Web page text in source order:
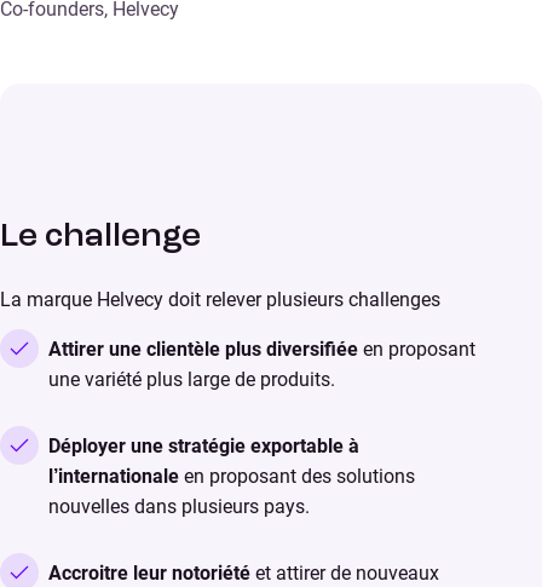
Co-founders, Helvecy
Le challenge
La marque Helvecy doit relever plusieurs challenges
Attirer une clientèle plus diversifiée en proposant
une variété plus large de produits.
Déployer une stratégie exportable à
l’internationale en proposant des solutions
nouvelles dans plusieurs pays.
Accroitre leur notoriété et attirer de nouveaux